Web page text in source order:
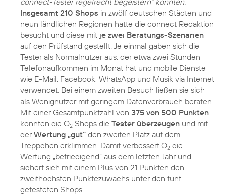
Insgesamt 210 Shops in zwölf deutschen Städten und
neun ländlichen Regionen hatte die connect Redaktion
besucht und diese mit je zwei Beratungs-Szenarien
auf den Prüfstand gestellt: Je einmal gaben sich die
Tester als Normalnutzer aus, der etwa zwei Stunden
Telefonaufkommen im Monat hat und mobile Dienste
wie E-Mail, Facebook, WhatsApp und Musik via Internet
verwendet. Bei einem zweiten Besuch ließen sie sich
als Wenignutzer mit geringem Datenverbrauch beraten.
Mit einer Gesamtpunktzahl von 375 von 500 Punkten
konnten die O2 Shops die Tester überzeugen und mit
derWertung „gut“ den zweiten Platz auf dem
Treppchen erklimmen. Damit verbessert O2 die
Wertung „befriedigend“ aus dem letzten Jahr und
sichert sich mit einem Plus von 21 Punkten den
zweithöchsten Punktezuwachs unter den fünf
getesteten Shops.